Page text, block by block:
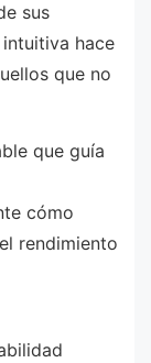
sus
hace
que no
que guía
cómo
rendimiento